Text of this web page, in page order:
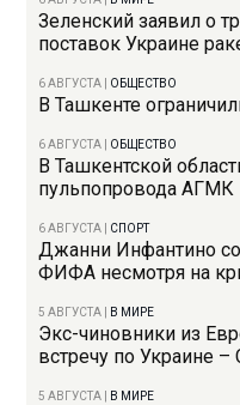
Зеленский заявил о
поставок Украине
6 АВГУСТА ОБЩЕСТВО
В Ташкенте
6 АВГУСТА ОБЩЕСТВО
В Ташкентской
пульпопровода АГМК
6 АВГУСТА СПОРТ
Джанни Инфантино
ФИФА несмотря на
5 АВГУСТА В МИРЕ
Экс-чиновники из
встречу по Украине
5 АВГУСТА В МИРЕ